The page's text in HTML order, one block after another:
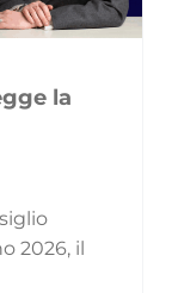
la
2026, il